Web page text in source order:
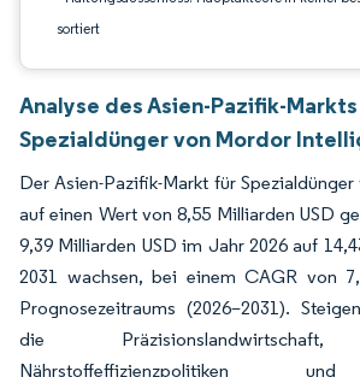
sortiert
Analyse des Asien-Pazifik-
Spezialdünger von Mordor
Der Asien-Pazifik-Markt für
auf einen Wert von 8,55 Milliarden USD
9,39 Milliarden USD im Jahr 2026 auf
2031 wachsen, bei einem CAGR von
Prognosezeitraums (2026–2031).
die Präzisionslandwirtschaft,
Nährstoffeffizienzpolitiken